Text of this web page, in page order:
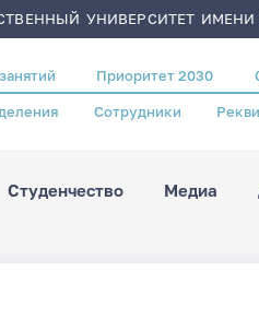
УНИВЕРСИТЕТ
Приоритет 2030
Сотрудники
Студенчество Медиа